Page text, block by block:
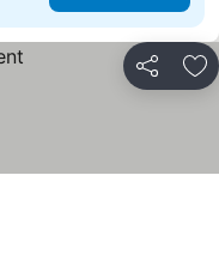
Partilhar